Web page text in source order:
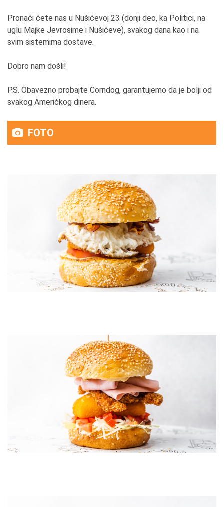
Pronaći ćete nas u Nušićevoj 23 (donji deo, ka Politici, na
uglu Majke Jevrosime i Nušićeve), svakog dana kao i na
svim sistemima dostave.
Dobro nam došli!
P.S. Obavezno probajte Corndog, garantujemo da je bolji od
svakog Američkog dinera.
FOTO